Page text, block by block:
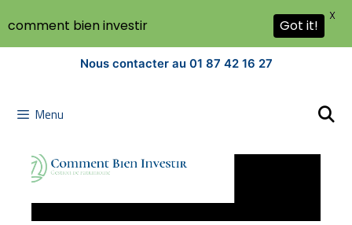
Nous contacter au 01 87 42 16 27
Menu
comment bien investir Got it!
X